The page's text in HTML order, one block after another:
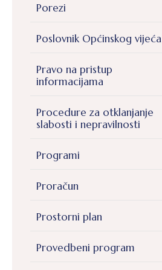
Porezi
Poslovnik Općinskog vijeća
Pravo na pristup
informacijama
Procedure za otklanjanje
slabosti i nepravilnosti
Programi
Proračun
Prostorni plan
Provedbeni program